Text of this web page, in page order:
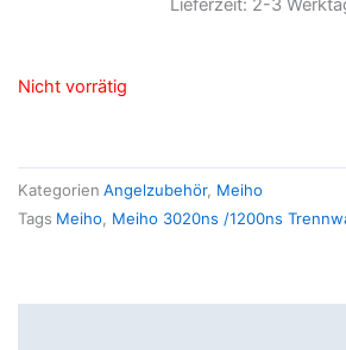
Lieferzeit: 2-3
Nicht vorrätig
Kategorien Angelzubehör, Meiho
Tags Meiho, Meiho 3020ns /1200ns